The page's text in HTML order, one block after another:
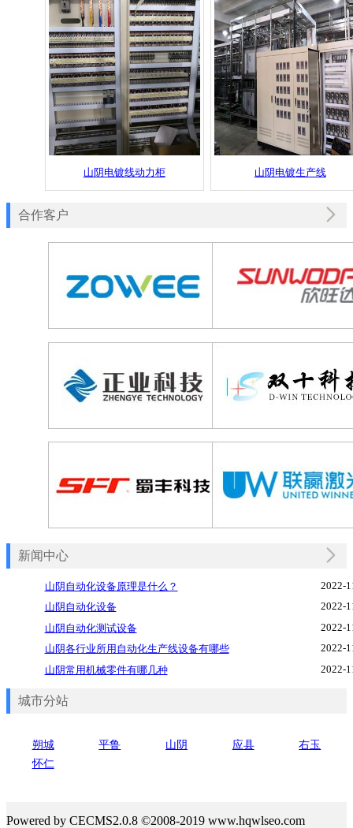
山阴电镀线动力柜 山阴电镀生产线
合作客户
新闻中心
山阴自动化设备原理是什么？
2022-
山阴自动化设备
2022-
山阴自动化测试设备
2022-
山阴各行业所用自动化生产线设备有哪些
2022-
山阴常用机械零件有哪几种
2022-
城市分站
朔城 平鲁 山阴 应县
右玉
怀仁
Powered by CECMS2.0.8 ©2008-2019 www.hqwlseo.com